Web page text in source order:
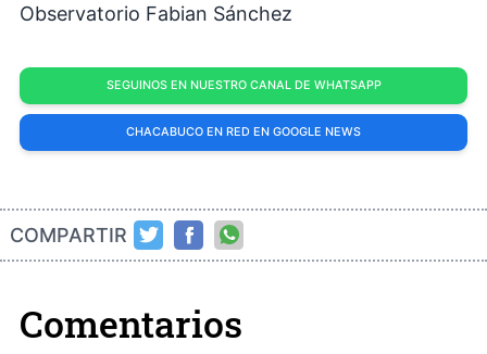
Observatorio Fabian Sánchez
SEGUINOS EN NUESTRO CANAL DE WHATSAPP
CHACABUCO EN RED EN GOOGLE NEWS
COMPARTIR
Comentarios